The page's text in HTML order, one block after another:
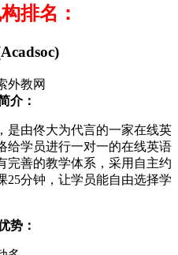
排名：
介：
是由佟大为代言的一家在线英
给学员进行一对一的在线英语
完善的教学体系，采用自主约
25分钟，让学员能自由选择学
势：